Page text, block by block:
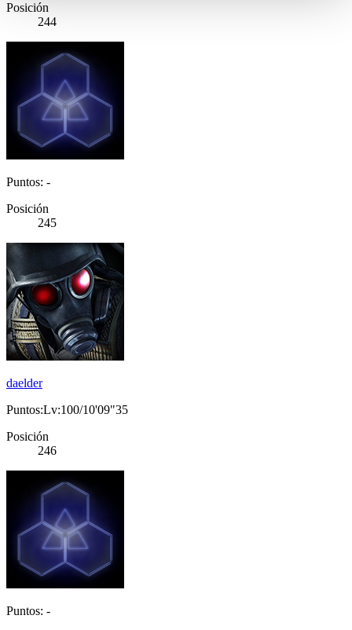
Posición
244
Puntos: -
Posición
245
daelder
Puntos:Lv:100/10'09"35
Posición
246
Puntos: -